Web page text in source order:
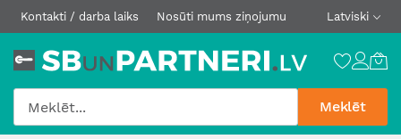
Kontakti / darba laiks Nosūti mums ziņojumu Latviski
Meklēt